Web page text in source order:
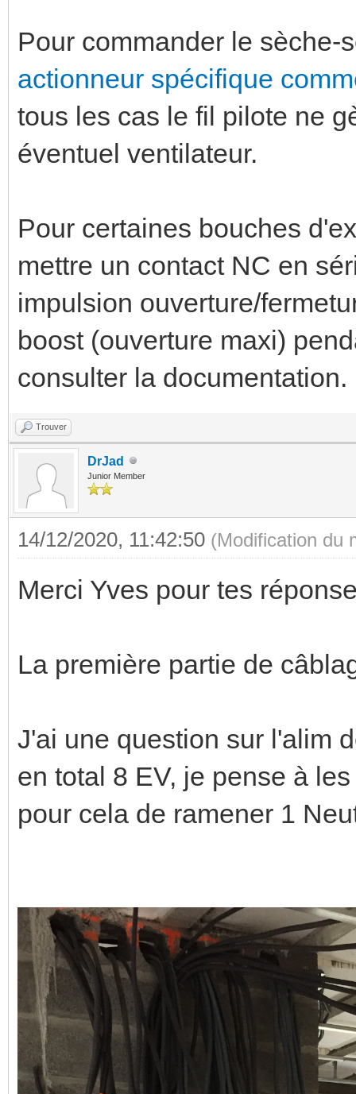
Pour commander le
actionneur spécifique
tous les cas le fil pilote ne
éventuel ventilateur.
Pour certaines bouches
mettre un contact NC en
impulsion ouverture/
boost (ouverture maxi)
consulter la documentation.
Trouver
DrJad
Junior Member
14/12/2020, 11:42:50 (Modification du
Merci Yves pour tes
La première partie de
J'ai une question sur l'alim
en total 8 EV, je pense à
pour cela de ramener 1